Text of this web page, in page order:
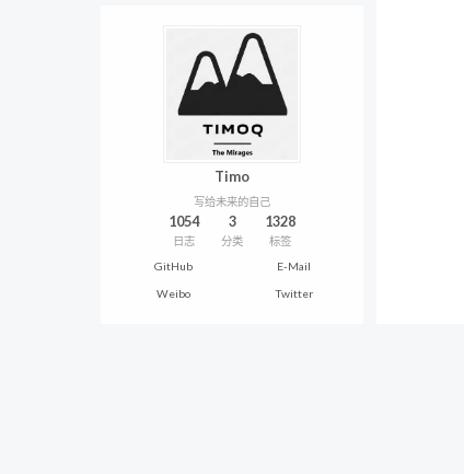
Timo
写给未来的自己
1054
日志
3
分类
1328
标签
GitHub
E-Mail
Weibo Twitter